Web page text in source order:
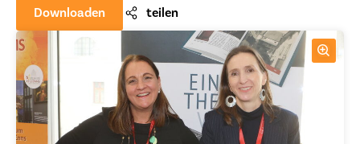
Downloaden teilen